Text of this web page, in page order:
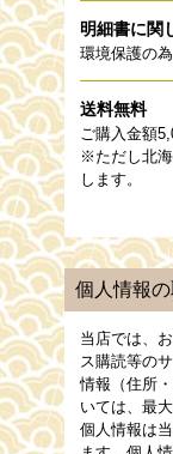
明細書に関
環境保護の
送料無料
ご購入金額
※ただし北
します。
個人情報
当店では、
ス購読等の
情報（住所
いては、最
個人情報は